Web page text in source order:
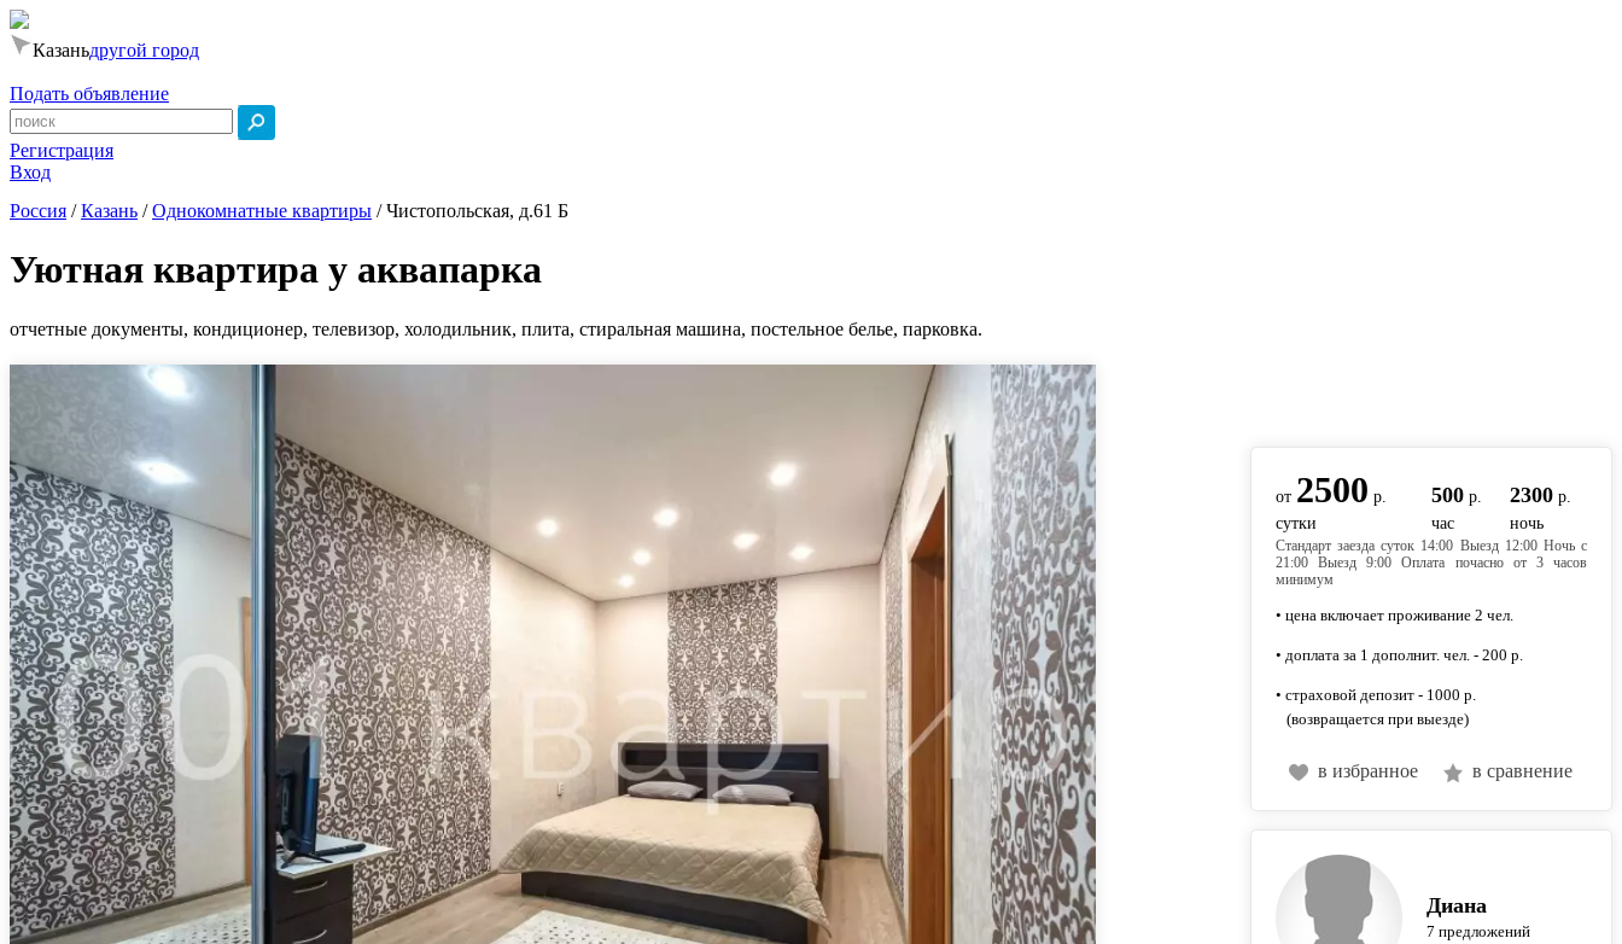
Казаньдругой город
Подать объявление
Регистрация
Вход
Россия /Казань /Однокомнатные квартиры /Чистопольская, д.61 Б
Уютная квартира у аквапарка
отчетные документы, кондиционер, телевизор, холодильник, плита, стиральная машина, постельное белье, парковка.
от 2500 р.
сутки
500 р.
час
2300р.
ночь
Стандарт заезда суток 14:00 Выезд 12:00 Ночь с
21:00 Выезд 9:00 Оплата почасно от 3 часов
минимум
• цена включает проживание 2 чел.
• доплата за 1 дополнит. чел. - 200 р.
• страховой депозит - 1000 р.
(возвращается при выезде)
в избранное в сравнение
Диана
7 предложений